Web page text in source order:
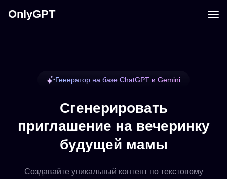
OnlyGPT
Генератор на базе ChatGPT и Gemini
Сгенерировать
приглашение на вечеринку
будущей мамы
Создавайте уникальный контент по текстовому